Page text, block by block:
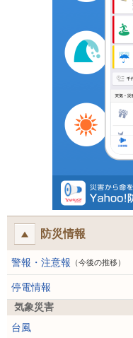
防災情報
警報・注意報 （今後の推移）
停電情報
気象災害
台風